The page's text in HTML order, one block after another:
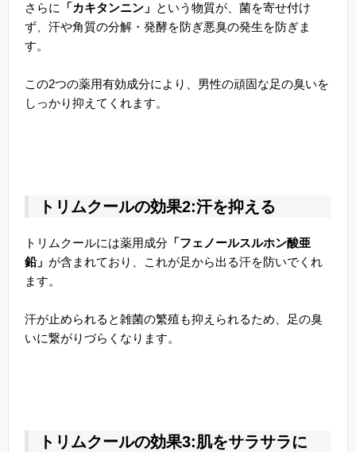
さらに 「カキタンニン」 という物質が、菌を寄せ付け
ず、汗や角質の分解・発酵を防ぎ悪臭の発生を防ぎま
す。
この2つの薬用有効成分により、男性の頑固な足の臭いを
しっかり抑えてくれます。
トリムクールの効果2:汗を抑える
トリムクールには薬用成分 「フェノールスルホン酸亜
鉛」 が含まれており、これが足から出る汗を防いでくれ
ます。
汗が止められると雑菌の繁殖も抑えられるため、足の臭
いに繋がりづらくなります。
トリムクールの効果3:肌をサラサラに